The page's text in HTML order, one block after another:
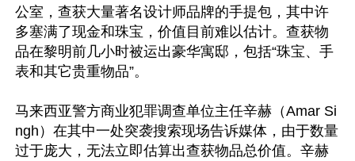
公室，查获大量著名设计师品牌的手提包，其中许
多塞满了现金和珠宝，价值目前难以估计。查获物
品在黎明前几小时被运出豪华寓邸，包括“珠宝、手
表和其它贵重物品”。
马来西亚警方商业犯罪调查单位主任辛赫（Amar Si
ngh）在其中一处突袭搜索现场告诉媒体，由于数量
过于庞大，无法立即估算出查获物品总价值。辛赫